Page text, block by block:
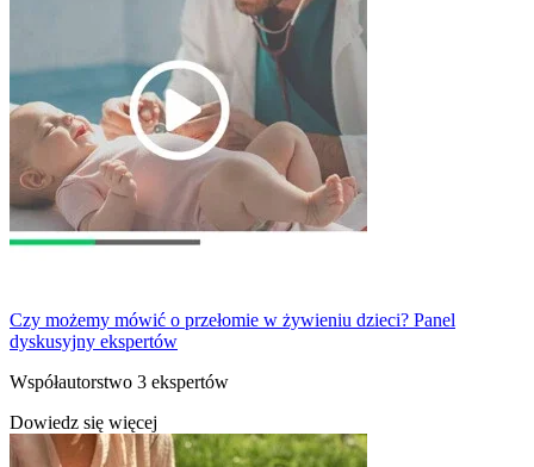
Czy możemy mówić o przełomie w żywieniu dzieci? Panel
dyskusyjny ekspertów
Współautorstwo 3 ekspertów
Dowiedz się więcej